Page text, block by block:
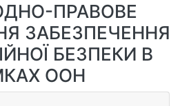
ПРАВОВЕ
ЗАБЕЗПЕЧЕННЯ
БЕЗПЕКИ В
ООН